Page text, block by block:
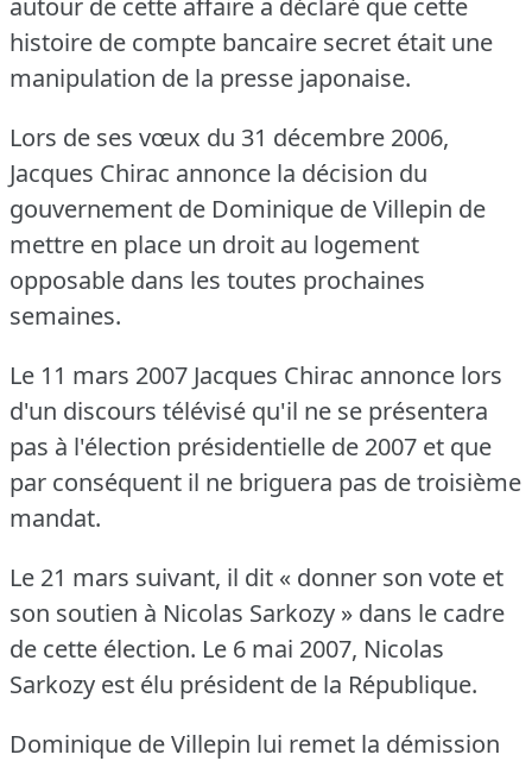
histoire de compte bancaire secret était une
manipulation de la presse japonaise.
Lors de ses vœux du 31 décembre 2006,
Jacques Chirac annonce la décision du
gouvernement de Dominique de Villepin de
mettre en place un droit au logement
opposable dans les toutes prochaines
semaines.
Le 11 mars 2007 Jacques Chirac annonce lors
d'un discours télévisé qu'il ne se présentera
pas à l'élection présidentielle de 2007 et que
par conséquent il ne briguera pas de troisième
mandat.
Le 21 mars suivant, il dit « donner son vote et
son soutien à Nicolas Sarkozy » dans le cadre
de cette élection. Le 6 mai 2007, Nicolas
Sarkozy est élu président de la République.
Dominique de Villepin lui remet la démission